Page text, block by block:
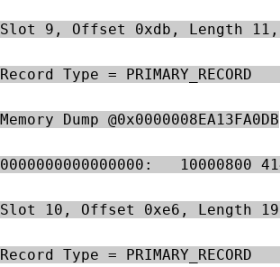
Slot 9, Offset 0xdb, Length 11,
Record Type =
Memory Dump @0x0000008EA13FA0DB
0000000000000000:
Slot 10, Offset 0xe6, Length 19,
Record Type =